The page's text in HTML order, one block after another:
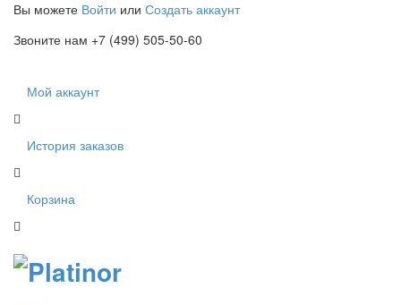
Вы можете Войти или Создать аккаунт
Звоните нам +7 (499) 505-50-60
Мой аккаунт
История заказов
Корзина